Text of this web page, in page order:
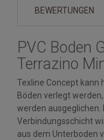
BEWERTUNGEN
PVC Boden
Terrazino
Texline Concept kann
Böden verlegt
werden ausgeglichen.
Verbindungsschicht
aus dem Unterboden